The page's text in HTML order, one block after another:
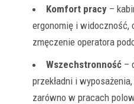
Komfort pracy –
ergonomię i widoczność,
zmęczenie operatora
Wszechstronność –
przekładni i
zarówno w pracach